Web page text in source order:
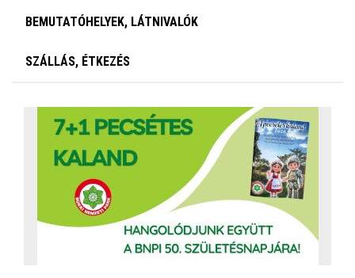
BEMUTATÓHELYEK, LÁTNIVALÓK
SZÁLLÁS, ÉTKEZÉS